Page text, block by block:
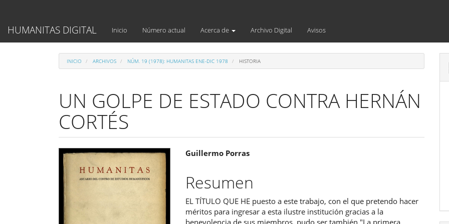
Contenido
principal
HUMANITAS DIGITAL Inicio Número actual Acerca de Archivo Digital Avisos
INICIO ARCHIVOS NÚM. 19 (1978): HUMANITAS ENE-DIC 1978 HISTORIA
UN GOLPE DE ESTADO CONTRA HERNÁN
CORTÉS
Barra
lateral
del
artículo
Contenido
principal
del
artículo
Guillermo Porras
Resumen
EL TÍTULO QUE HE puesto a este trabajo, con el que pretendo hacer
méritos para ingresar a esta ilustre institución gracias a la
benevolencia de sus miembros, pudo ser también "La primera